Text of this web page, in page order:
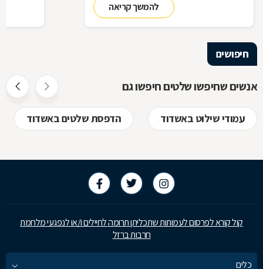
להמשך קריאה
חיפושים
אנשים שחיפשו שלטים חיפשו גם
עמודי שילוט באשדוד הדפסת שלטים באשדוד
קול קורא לפרסום לעמותות שתכליתן תרומה לחיילים ו/או לנפגעי מלחמת
חרבות ברזל
כלים